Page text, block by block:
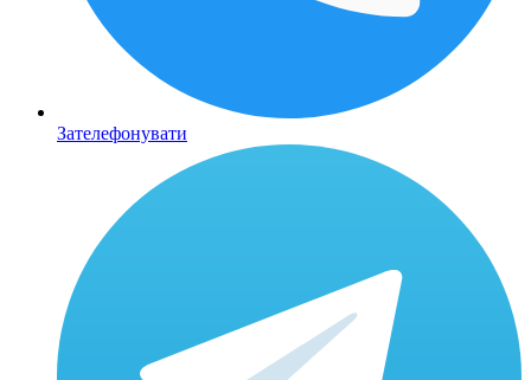
Зателефонувати